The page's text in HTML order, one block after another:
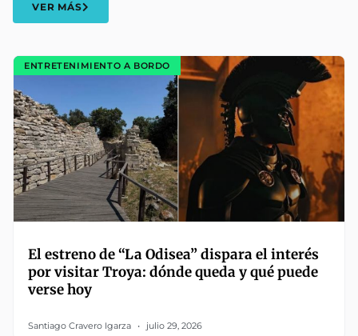
VER MÁS
ENTRETENIMIENTO A BORDO
El estreno de “La Odisea” dispara el interés
por visitar Troya: dónde queda y qué puede
verse hoy
Santiago Cravero Igarza julio 29, 2026